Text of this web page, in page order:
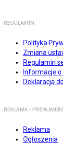
REGULAMIN
Polityka
Zmiana
Regulamin
Informacje
Deklaracja
REKLAMA I
Reklama
Ogłoszenia